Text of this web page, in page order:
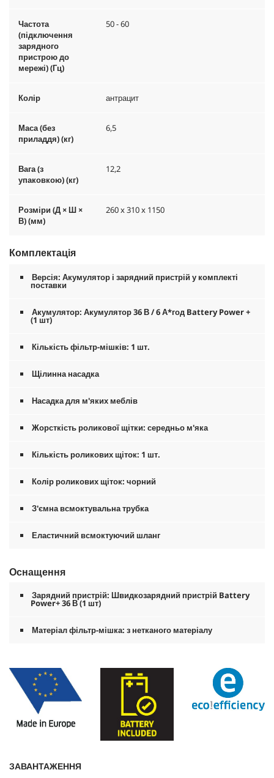
Частота
(підключення
зарядного
пристрою до
мережі) (Гц)
50 - 60
Колір антрацит
Маса (без
приладдя) (кг)
6,5
Вага (з
упаковкою) (кг)
12,2
Розміри (Д × Ш ×
В) (мм)
260 x 310 x 1150
Комплектація
Версія: Акумулятор і зарядний пристрій у комплекті
поставки
Акумулятор: Акумулятор 36 В / 6 А*год Battery Power +
(1 шт)
Кількість фільтр-мішків: 1 шт.
Щілинна насадка
Насадка для м'яких меблів
Жорсткість роликової щітки: середньо м'яка
Кількість роликових щіток: 1 шт.
Колір роликових щіток: чорний
З'ємна всмоктувальна трубка
Еластичний всмоктуючий шланг
Оснащення
Зарядний пристрій: Швидкозарядний пристрій Battery
Power+ 36 В (1 шт)
Матеріал фільтр-мішка: з нетканого матеріалу
ЗАВАНТАЖЕННЯ